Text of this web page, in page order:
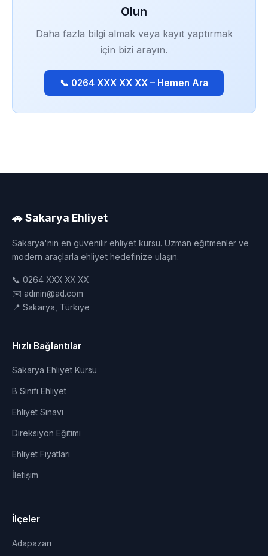
Olun
Daha fazla bilgi almak veya kayıt yaptırmak
için bizi arayın.
📞 0264 XXX XX XX – Hemen Ara
🚗 Sakarya Ehliyet
Sakarya'nın en güvenilir ehliyet kursu. Uzman eğitmenler ve
modern araçlarla ehliyet hedefinize ulaşın.
📞 0264 XXX XX XX
✉️ admin@ad.com
📍 Sakarya, Türkiye
Hızlı Bağlantılar
Sakarya Ehliyet Kursu
B Sınıfı Ehliyet
Ehliyet Sınavı
Direksiyon Eğitimi
Ehliyet Fiyatları
İletişim
İlçeler
Adapazarı